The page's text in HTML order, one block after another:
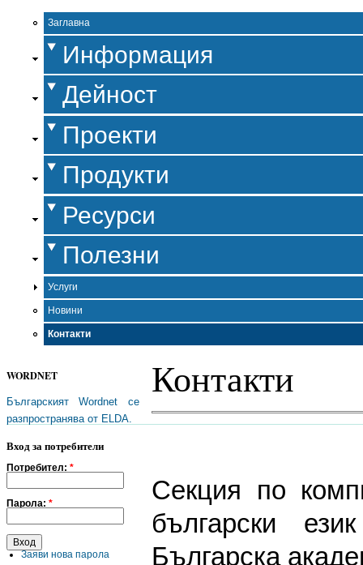
Заглавна
Информация
Дейност
Проекти
Продукти
Ресурси
Полезни
Услуги
Новини
Контакти
WORDNET
Българският Wordnet се
разпространява от ELDA.
Вход за потребители
Потребител: *
Парола: *
Заяви нова парола
Контакти
Секция по
български
Българска